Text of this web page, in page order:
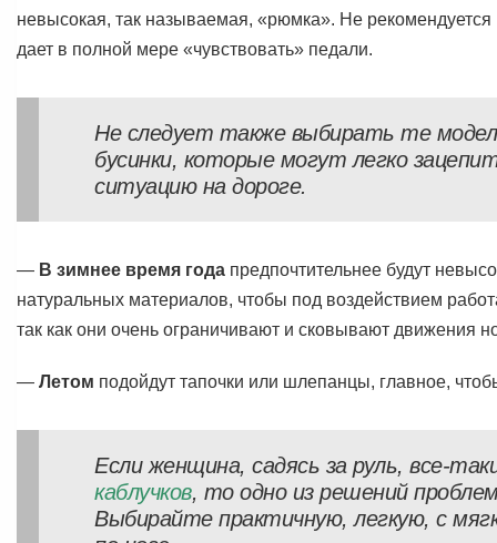
невысокая, так называемая, «рюмка». Не
дает в полной мере «чувствовать» педали.
Не следует также выбирать те
бусинки, которые могут легко
ситуацию на дороге.
— В зимнее время года предпочтительнее будут
натуральных материалов, чтобы под воздействием
так как они очень ограничивают и сковывают движения
— Летом подойдут тапочки или шлепанцы, главное,
Если женщина, садясь за руль, все-
каблучков, то одно из решений
Выбирайте практичную, легкую, с